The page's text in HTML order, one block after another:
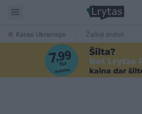
Karas Ukrainoje Žalioji erdvė